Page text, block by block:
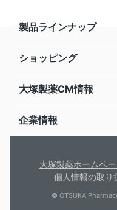
製品ラインナップ
ショッピング
大塚製薬CM情報
企業情報
大塚製薬ホームペー
個人情報の取り
© OTSUKA